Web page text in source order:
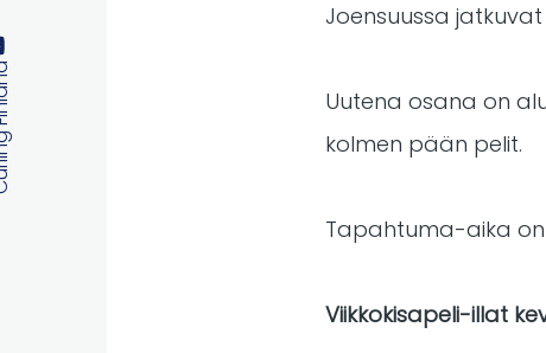
Joensuussa
Uutena osana on
kolmen pään pelit.
Tapahtuma-aika on
Viikkokisapeli-illat